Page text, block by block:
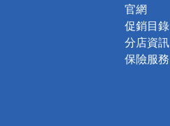
官網
促銷目錄
分店資訊
保險服務